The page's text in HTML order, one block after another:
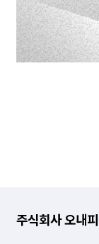
주식회사 오내